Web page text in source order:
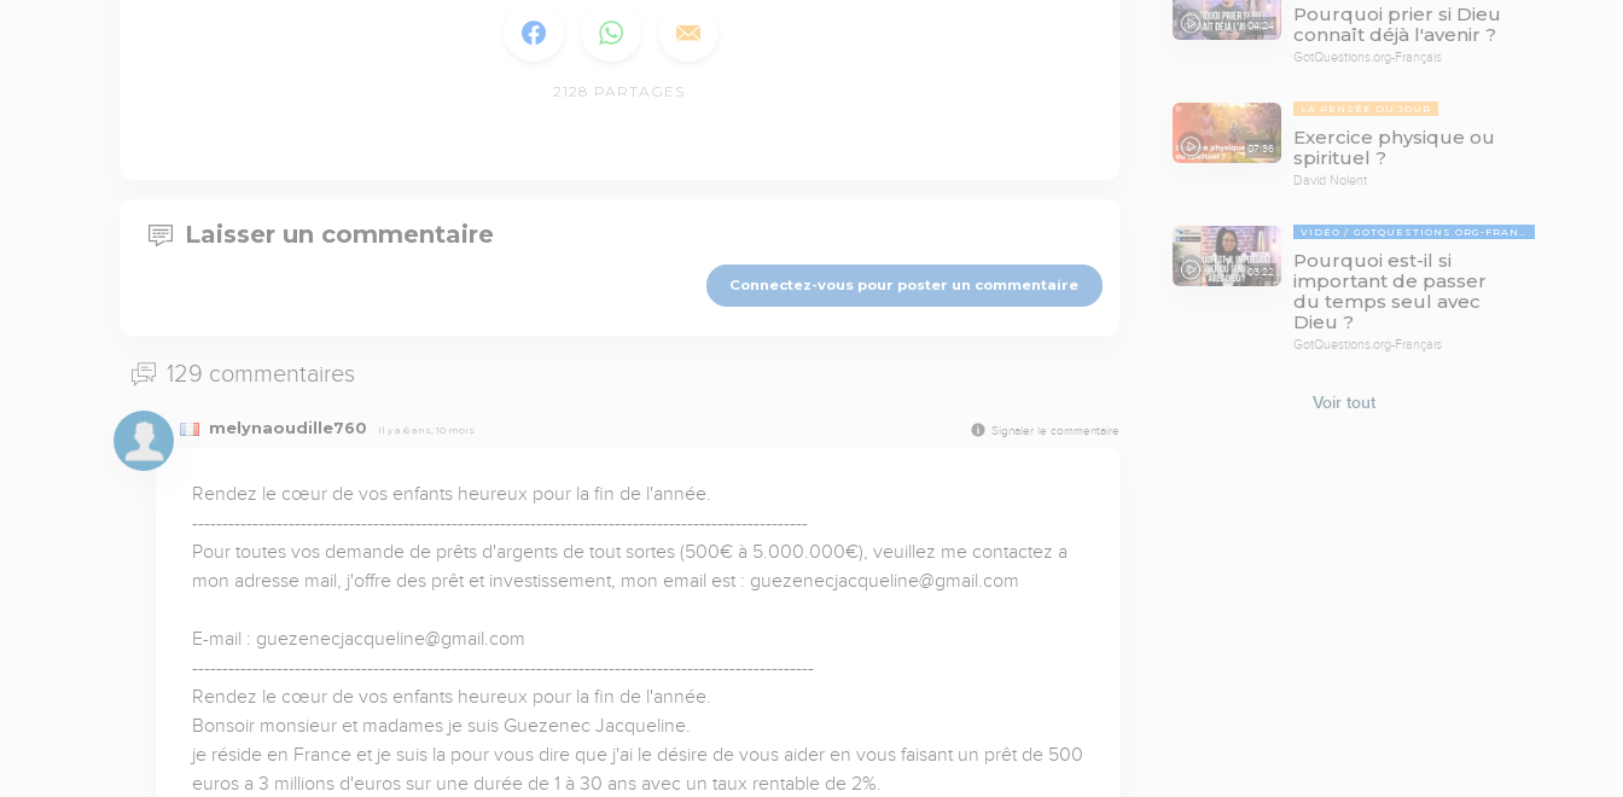
2128 PARTAGES
Laisser un commentaire
Connectez-vous pour poster un commentaire
129 commentaires
melynaoudille760 Il y a 6 ans, 10 mois Signaler le commentaire
Rendez le cœur de vos enfants heureux pour la fin de l'année.
------------------------------------------------------------------------------------------------------
Pour toutes vos demande de prêts d'argents de tout sortes (500€ à 5.000.000€), veuillez me contactez a
mon adresse mail, j'offre des prêt et investissement, mon email est : guezenecjacqueline@gmail.com
E-mail : guezenecjacqueline@gmail.com
-------------------------------------------------------------------------------------------------------
Rendez le cœur de vos enfants heureux pour la fin de l'année.
Bonsoir monsieur et madames je suis Guezenec Jacqueline.
je réside en France et je suis la pour vous dire que j'ai le désire de vous aider en vous faisant un prêt de 500
euros a 3 millions d'euros sur une durée de 1 à 30 ans avec un taux rentable de 2%.
04:24
Pourquoi prier si Dieu
connaît déjà l'avenir ?
GotQuestions.org-Français
07:36
LA PENSÉE DU JOUR
Exercice physique ou
spirituel ?
David Nolent
03:22
VIDÉO GOTQUESTIONS.ORG-FRANÇAIS
Pourquoi est-il si
important de passer
du temps seul avec
Dieu ?
GotQuestions.org-Français
Voir tout